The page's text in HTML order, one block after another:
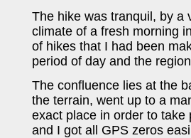
The hike was tranquil, by a
climate of a fresh morning
of hikes that I had been
period of day and the
The confluence lies at the
the terrain, went up to a
exact place in order to
and I got all GPS zeros